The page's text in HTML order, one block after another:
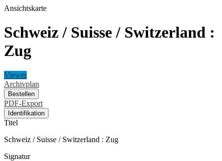
Ansichtskarte
Schweiz / Suisse / Switzerland :
Zug
Viewer
Archivplan
Bestellen
PDF-Export
Identifikation
Titel
Schweiz / Suisse / Switzerland : Zug
Signatur